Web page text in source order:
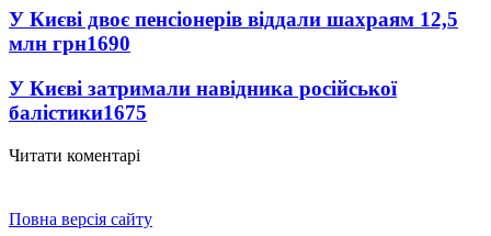
У Києві двоє пенсіонерів віддали шахраям 12,5
млн грн1690
У Києві затримали навідника російської
балістики1675
Читати коментарі
Повна версія сайту